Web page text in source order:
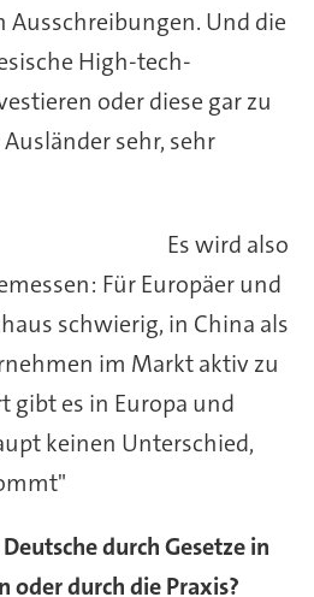
Und die
High-tech-
oder diese gar zu
sehr, sehr
Es wird also
Für Europäer und
schwierig, in China als
im Markt aktiv zu
gibt es in Europa und
keinen Unterschied,
durch Gesetze in
oder durch die Praxis?